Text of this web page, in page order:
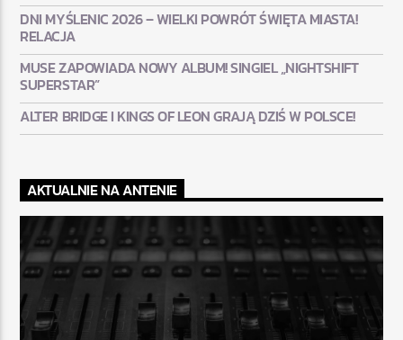
DNI MYŚLENIC 2026 – WIELKI POWRÓT ŚWIĘTA MIASTA!
RELACJA
MUSE ZAPOWIADA NOWY ALBUM! SINGIEL „NIGHTSHIFT
SUPERSTAR”
ALTER BRIDGE I KINGS OF LEON GRAJĄ DZIŚ W POLSCE!
AKTUALNIE NA ANTENIE